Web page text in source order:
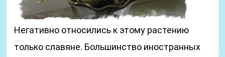
Негативно относились к этому растению
только славяне. Большинство иностранных